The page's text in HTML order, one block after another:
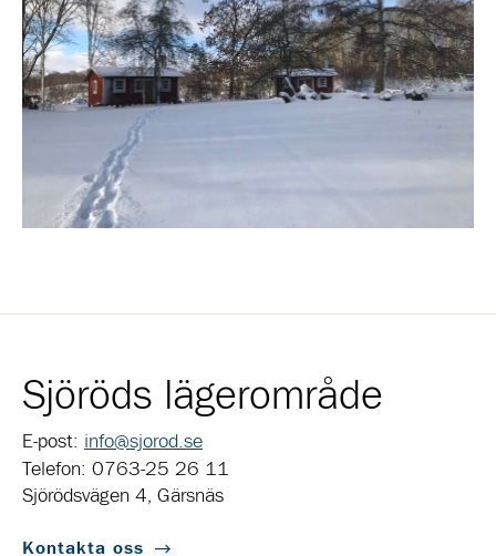
Sjöröds lägerområde
E-post: info@sjorod.se
Telefon: 0763-25 26 11
Sjörödsvägen 4, Gärsnäs
Kontakta oss